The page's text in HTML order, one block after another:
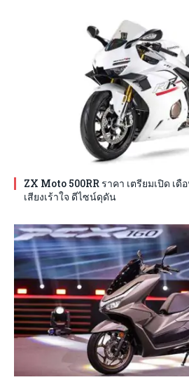
ZX Moto 500RR ราคา เตรียมเปิด เ
เสียงเร้าใจ ดีไซน์ดุดัน